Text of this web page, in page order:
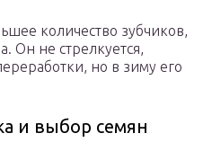
количество зубчиков,
Он не стрелкуется,
но в зиму его
и выбор семян